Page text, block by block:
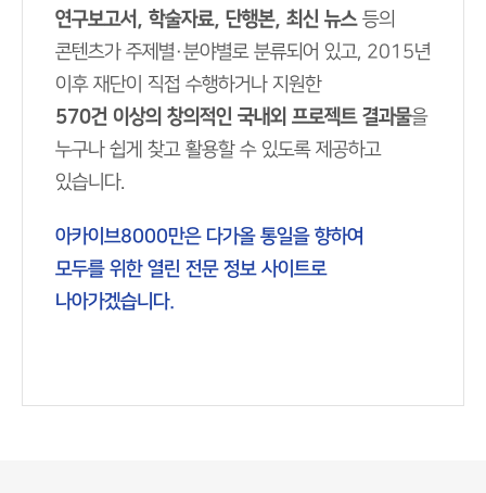
연구보고서, 학술자료, 단행본, 최신 뉴스등의
콘텐츠가 주제별·분야별로 분류되어 있고, 2015년
이후 재단이 직접 수행하거나 지원한
570건 이상의 창의적인 국내외 프로젝트 결과물을
누구나 쉽게 찾고 활용할 수 있도록 제공하고
있습니다.
아카이브8000만은 다가올 통일을 향하여
모두를 위한 열린 전문 정보 사이트로
나아가겠습니다.